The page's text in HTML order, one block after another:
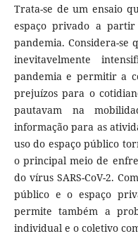
Trata-se de um ensaio
espaço privado a
pandemia. Considera-se
inevitavelmente
pandemia e permitir a
prejuízos para o
pautavam na
informação para as
uso do espaço público
o principal meio de
do vírus SARS-CoV-2.
público e o espaço
permite também a
individual e o coletivo